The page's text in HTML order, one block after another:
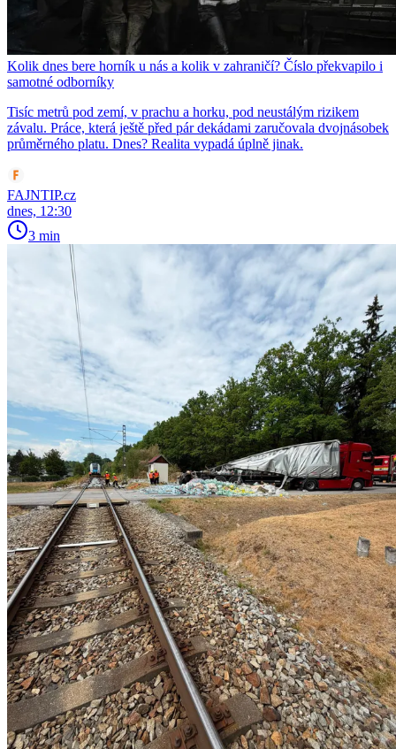
Kolik dnes bere horník u nás a kolik v zahraničí? Číslo překvapilo i
samotné odborníky
Tisíc metrů pod zemí, v prachu a horku, pod neustálým rizikem
závalu. Práce, která ještě před pár dekádami zaručovala dvojnásobek
průměrného platu. Dnes? Realita vypadá úplně jinak.
FAJNTIP.cz
dnes, 12:30
3 min